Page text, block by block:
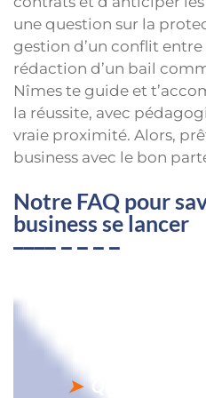
une question sur la
gestion d’un conflit entre
rédaction d’un bail
Nîmes te guide et
la réussite, avec
vraie proximité. Alors,
business avec le bon
Notre FAQ pour
business se lancer
Quel est le